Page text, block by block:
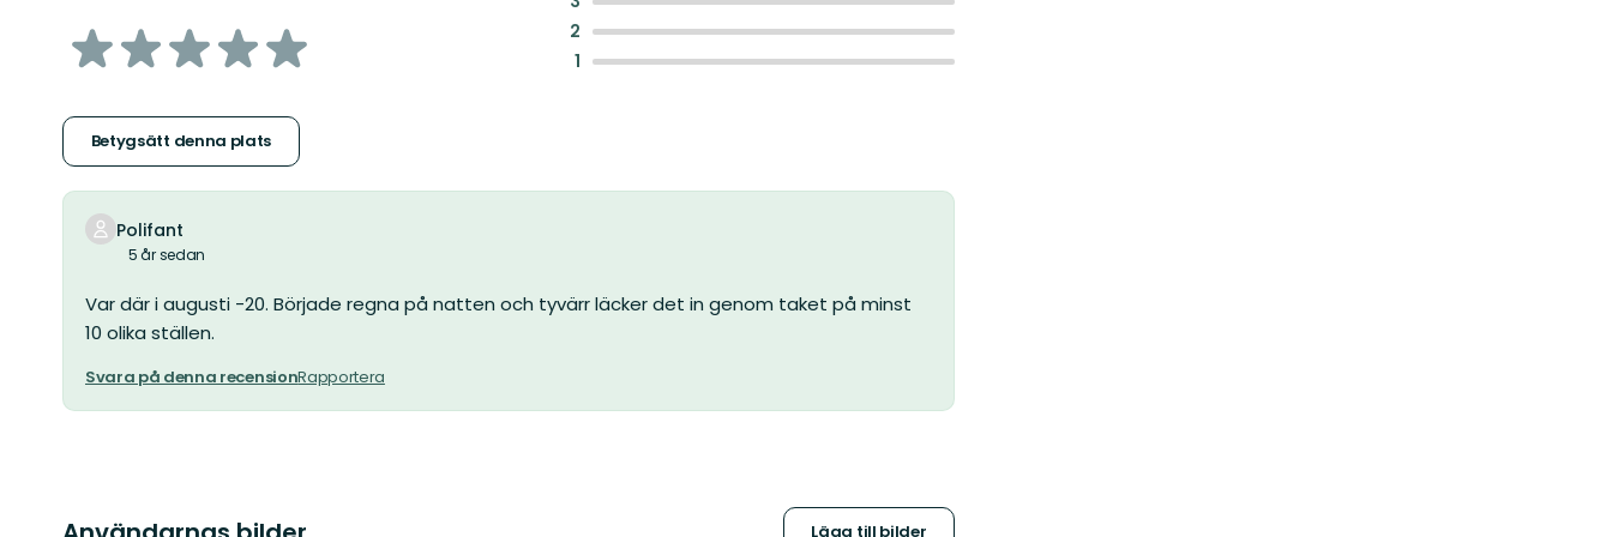
av
stjärnor
Betygsätt denna plats
2
1
Polifant
5 år sedan
Var där i augusti -20. Började regna på natten och tyvärr läcker det in genom taket på minst
10 olika ställen.
Svara på denna recensionRapportera
Lägg till bilder